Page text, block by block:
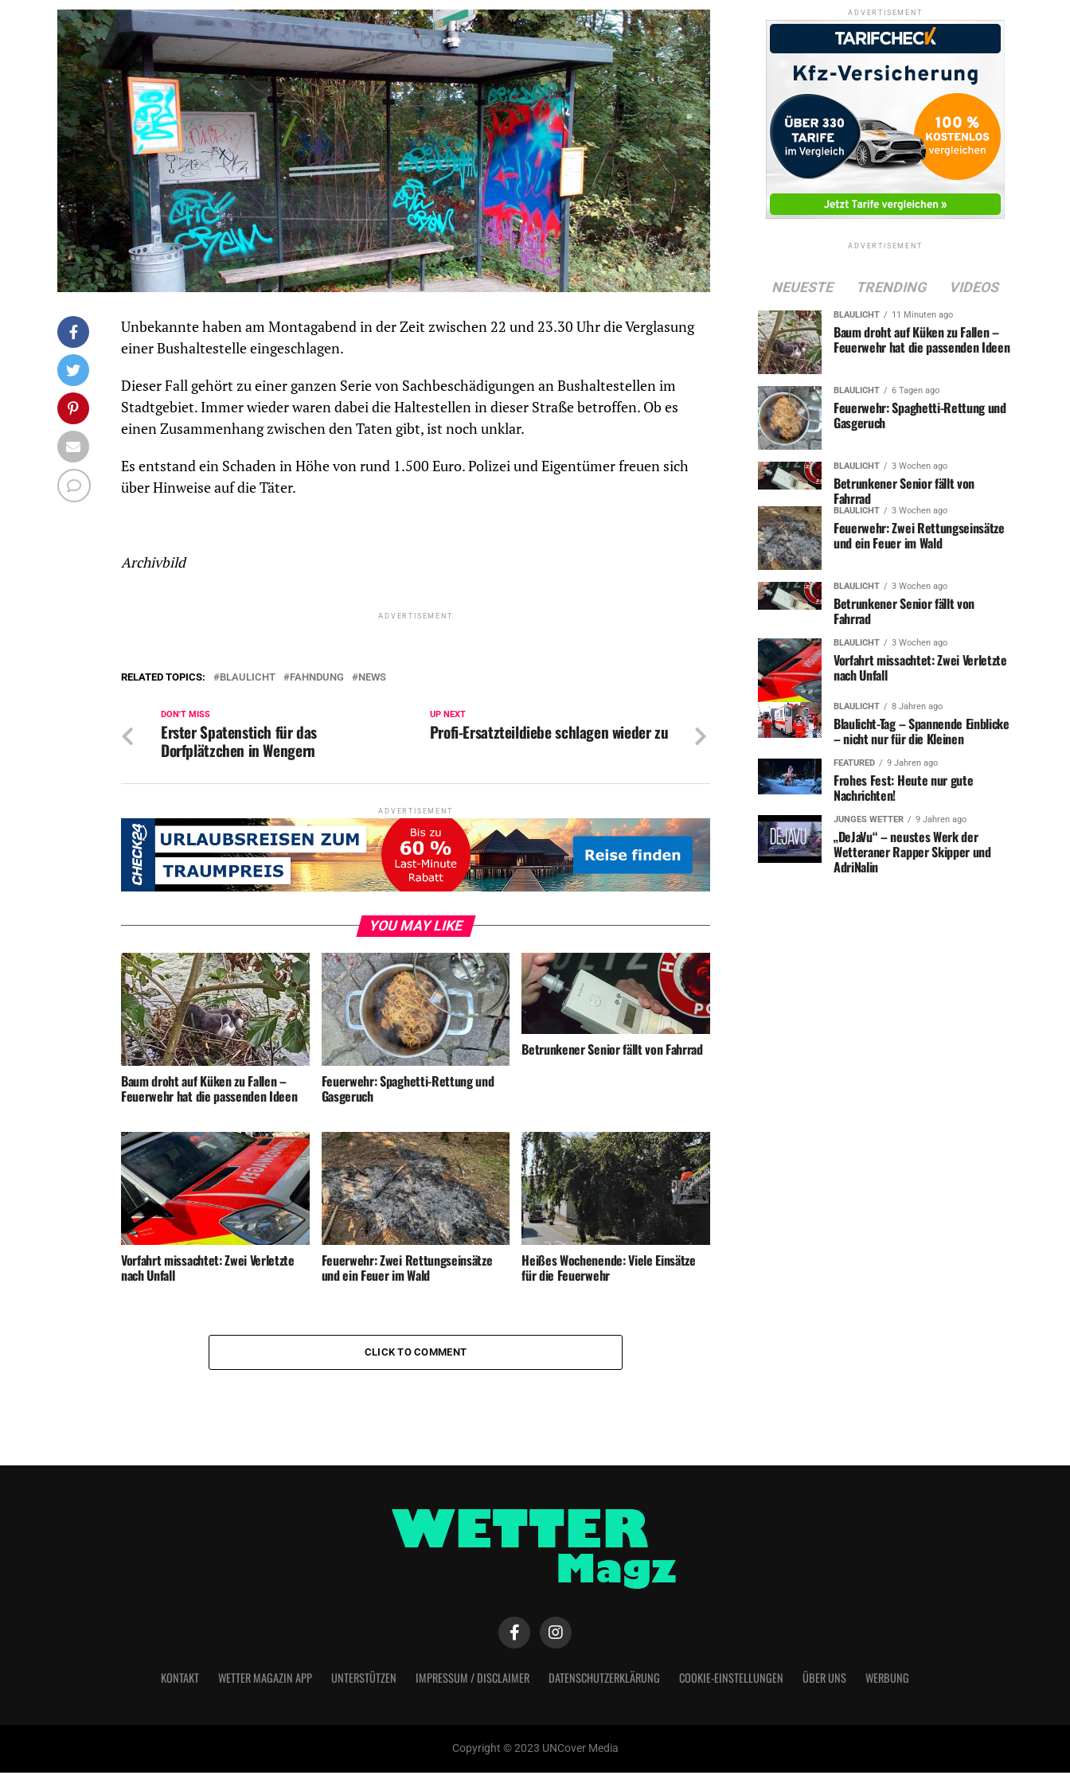
Unbekannte haben am Montagabend in der Zeit zwischen 22 und 23.30 Uhr die Verglasung
einer Bushaltestelle eingeschlagen.
Dieser Fall gehört zu einer ganzen Serie von Sachbeschädigungen an Bushaltestellen im
Stadtgebiet. Immer wieder waren dabei die Haltestellen in dieser Straße betroffen. Ob es
einen Zusammenhang zwischen den Taten gibt, ist noch unklar.
Es entstand ein Schaden in Höhe von rund 1.500 Euro. Polizei und Eigentümer freuen sich
über Hinweise auf die Täter.
Archivbild
ADVERTISEMENT
RELATED TOPICS: BLAULICHT FAHNDUNG NEWS
UP NEXT
Profi-Ersatzteildiebe schlagen wieder zu
DON'T MISS
Erster Spatenstich für das
Dorfplätzchen in Wengern
ADVERTISEMENT
YOU MAY LIKE
Baum droht auf Küken zu Fallen –
Feuerwehr hat die passenden Ideen
Feuerwehr: Spaghetti-Rettung und
Gasgeruch
Betrunkener Senior fällt von Fahrrad
Vorfahrt missachtet: Zwei Verletzte
nach Unfall
Feuerwehr: Zwei Rettungseinsätze
und ein Feuer im Wald
Heißes Wochenende: Viele Einsätze
für die Feuerwehr
CLICK TO COMMENT
ADVERTISEMENT
ADVERTISEMENT
NEUESTE TRENDING VIDEOS
BLAULICHT 11 Minuten ago
Baum droht auf Küken zu Fallen –
Feuerwehr hat die passenden Ideen
BLAULICHT 6 Tagen ago
Feuerwehr: Spaghetti-Rettung und
Gasgeruch
BLAULICHT 3 Wochen ago
Betrunkener Senior fällt von
Fahrrad
BLAULICHT 3 Wochen ago
Feuerwehr: Zwei Rettungseinsätze
und ein Feuer im Wald
BLAULICHT 3 Wochen ago
Betrunkener Senior fällt von
Fahrrad
BLAULICHT 3 Wochen ago
Vorfahrt missachtet: Zwei Verletzte
nach Unfall
BLAULICHT 8 Jahren ago
Blaulicht-Tag – Spannende Einblicke
– nicht nur für die Kleinen
FEATURED 9 Jahren ago
Frohes Fest: Heute nur gute
Nachrichten!
JUNGES WETTER 9 Jahren ago
„DeJaVu“ – neustes Werk der
Wetteraner Rapper Skipper und
AdriNalin
KONTAKT WETTER MAGAZIN APP UNTERSTÜTZEN IMPRESSUM / DISCLAIMER DATENSCHUTZERKLÄRUNG COOKIE-EINSTELLUNGEN ÜBER UNS WERBUNG
Copyright © 2023 UNCover Media